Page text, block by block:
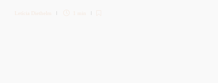
Letícia Diethelm 1 min